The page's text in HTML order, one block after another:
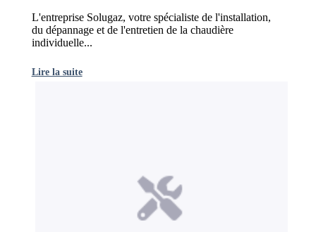
L'entreprise Solugaz, votre spécialiste de l'installation,
du dépannage et de l'entretien de la chaudière
individuelle...
Lire la suite